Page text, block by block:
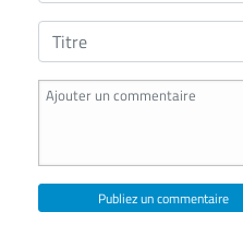
Publiez un commentaire